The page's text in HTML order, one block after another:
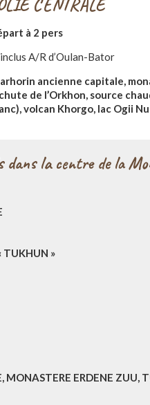
CENTRALE
à 2 pers
A/R d’Oulan-Bator
ancienne capitale,
de l’Orkhon, source
volcan Khorgo, lac Ogii
dans la centre de la
TUKHUN »
MONASTERE ERDENE ZUU,